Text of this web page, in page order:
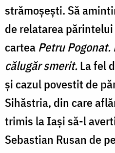
strămoşeşti. Să
de relatarea
cartea Petru
călugăr smerit.La fel
şi cazul povestit de
Sihăstria, din care
trimis la Iaşi să-l
Sebastian Rusan de